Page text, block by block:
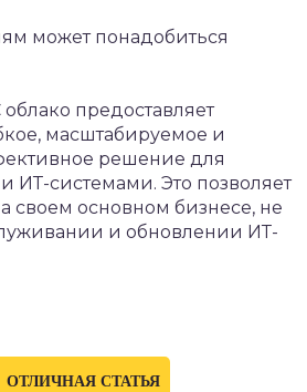
может понадобиться
предоставляет
масштабируемое и
решение для
ИТ-системами. Это позволяет
своем основном бизнесе, не
и обновлении ИТ-
ОТЛИЧНАЯ СТАТЬЯ